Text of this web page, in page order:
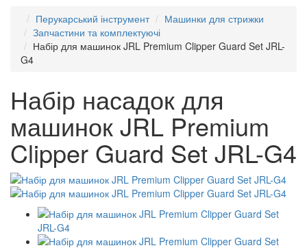
Перукарський інструмент
Машинки для стрижки
Запчастини та комплектуючі
Набір для машинок JRL Premium Clipper Guard Set JRL-
G4
Набір насадок для
машинок JRL Premium
Clipper Guard Set JRL-G4